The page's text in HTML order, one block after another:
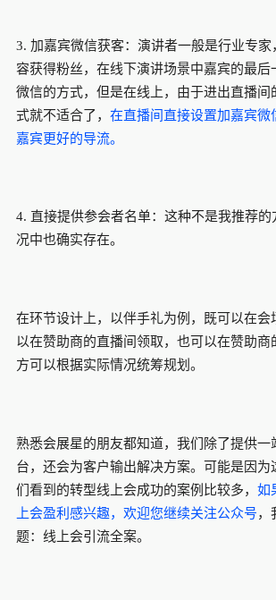
3. 加嘉宾微信获客：演讲者一般是行业专家
容获得粉丝，在线下演讲场景中嘉宾的最后
微信的方式，但是在线上，由于进出直播间
式就不适合了， 在直播间直接设置加嘉宾微
嘉宾更好的导流。
4. 直接提供参会者名单：这种不是我推荐
况中也确实存在。
在环节设计上，以伴手礼为例，既可以在会
以在赞助商的直播间领取，也可以在赞助商
方可以根据实际情况统筹规划。
熟悉会展星的朋友都知道，我们除了提供一
台，还会为客户输出解决方案。可能是因为
们看到的转型线上会成功的案例比较多， 如
上会盈利感兴趣，欢迎您继续关注公众号，
题：线上会引流全案。